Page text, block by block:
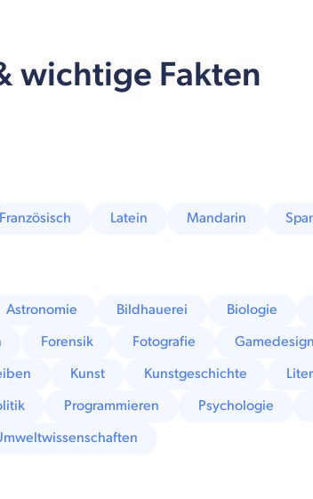
wichtige Fakten
Französisch Latein Mandarin
Astronomie Bildhauerei Biologie
Forensik Fotografie Gamedesign
Kunst Kunstgeschichte
Programmieren Psychologie